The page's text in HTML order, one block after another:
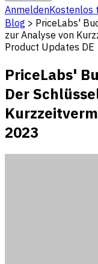
AnmeldenKostenlos
Blog > PriceLabs'
zur Analyse von
Product Updates DE
PriceLabs'
Der
2023